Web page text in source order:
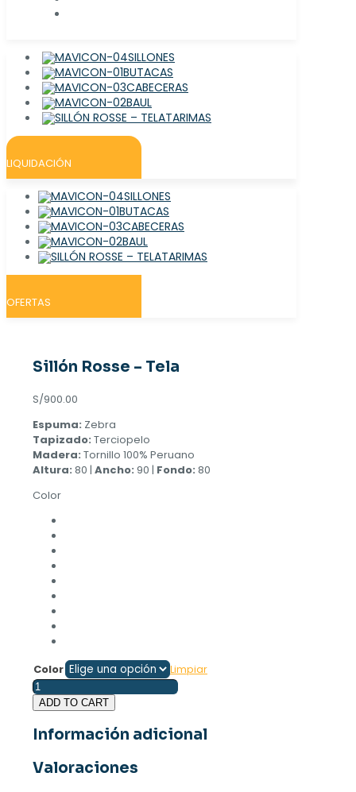
SILLONES
BUTACAS
CABECERAS
BAUL
TARIMAS
LIQUIDACIÓN
SILLONES
BUTACAS
CABECERAS
BAUL
TARIMAS
OFERTAS
Sillón Rosse – Tela
S/900.00
Espuma: Zebra
Tapizado: Terciopelo
Madera: Tornillo 100% Peruano
Altura: 80 | Ancho: 90 | Fondo: 80
Color
Color
Limpiar
Sillón
Rosse
Tela
ADD TO CART
Información adicional
Valoraciones